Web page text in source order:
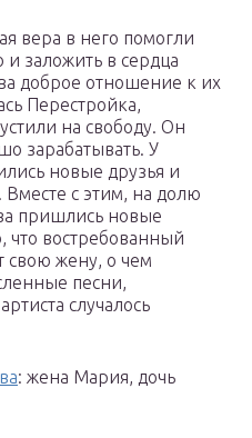
вера в него помогли
заложить в сердца
доброе отношение к их
Перестройка,
на свободу. Он
зарабатывать. У
новые друзья и
с этим, на долю
пришлись новые
что востребованный
свою жену, о чем
песни,
случалось
: жена Мария, дочь